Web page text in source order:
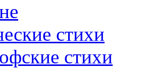
стихи
стихи